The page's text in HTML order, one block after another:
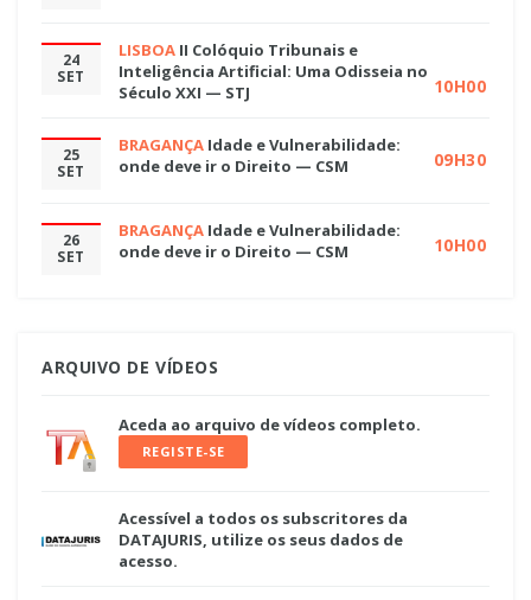
24
SET
LISBOA II Colóquio Tribunais e
Inteligência Artificial: Uma Odisseia no
Século XXI — STJ
10H00
25
SET
BRAGANÇA Idade e Vulnerabilidade:
onde deve ir o Direito — CSM
09H30
26
SET
BRAGANÇA Idade e Vulnerabilidade:
onde deve ir o Direito — CSM
10H00
ARQUIVO DE VÍDEOS
Aceda ao arquivo de vídeos completo.
REGISTE-SE
Acessível a todos os subscritores da
DATAJURIS, utilize os seus dados de
acesso.